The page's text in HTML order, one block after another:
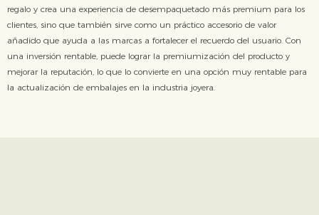
regalo y crea una experiencia de desempaquetado más premium para los
clientes, sino que también sirve como un práctico accesorio de valor
añadido que ayuda a las marcas a fortalecer el recuerdo del usuario. Con
una inversión rentable, puede lograr la premiumización del producto y
mejorar la reputación, lo que lo convierte en una opción muy rentable para
la actualización de embalajes en la industria joyera.